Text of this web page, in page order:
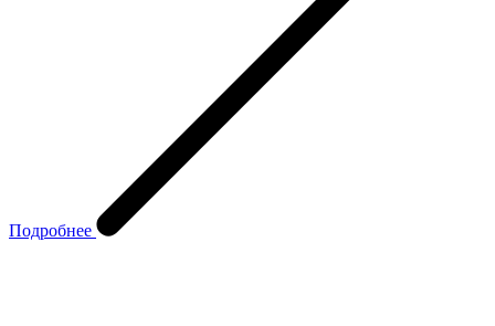
Подробнее